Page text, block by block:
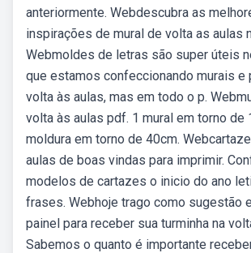
anteriormente. Webdescubra as
inspirações de mural de volta as aulas
Webmoldes de letras são super úteis
que estamos confeccionando murais e
volta às aulas, mas em todo o p.
volta às aulas pdf. 1 mural em torno de
moldura em torno de 40cm.
aulas de boas vindas para imprimir.
modelos de cartazes o inicio do ano
frases. Webhoje trago como sugestão
painel para receber sua turminha na
Sabemos o quanto é importante